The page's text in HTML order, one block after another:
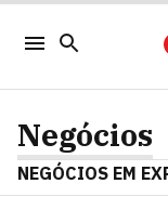
Negócios
NEGÓCIOS EM